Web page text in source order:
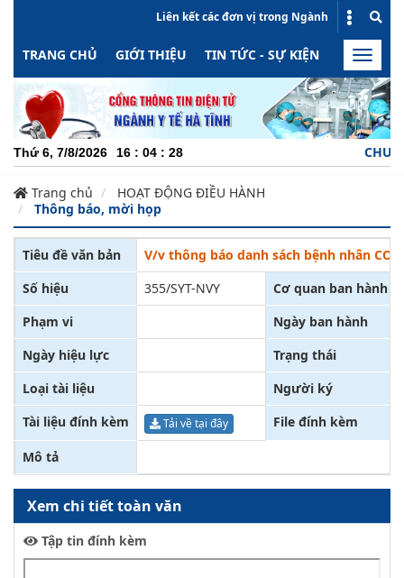
Liên kết các đơn vị trong Ngành
TRANG CHỦ GIỚI THIỆU TIN TỨC - SỰ KIỆN HOẠT
Toggle
Thứ 6, 7/8/2026 16 : 04 : 29
Trang chủ
HOẠT ĐỘNG ĐIỀU HÀNH
Thông báo, mời họp
Tiêu đề văn bản
V/v thông báo danh sách bệnh nhân
Số hiệu
355/SYT-NVY
Cơ quan ban hành
Phạm vi
Ngày ban hành
Ngày hiệu lực
Trạng thái
Loại tài liệu
Người ký
Tài liệu đính kèm
Tải về tại đây File đính kèm
Mô tả
Xem chi tiết toàn văn
Tập tin đính kèm